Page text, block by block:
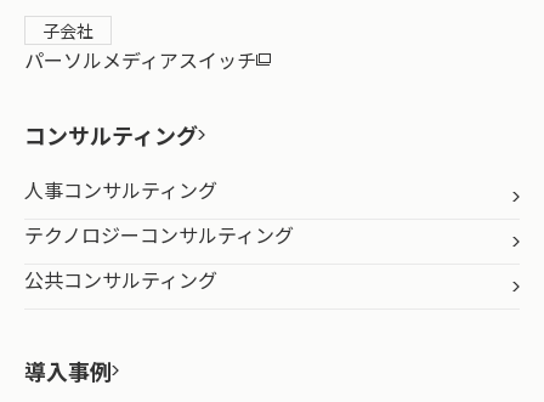
子会社
パーソルメディアスイッチ
コンサルティング
人事コンサルティング
テクノロジーコンサルティング
公共コンサルティング
導入事例